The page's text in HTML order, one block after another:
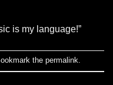
is my language!”
the permalink.